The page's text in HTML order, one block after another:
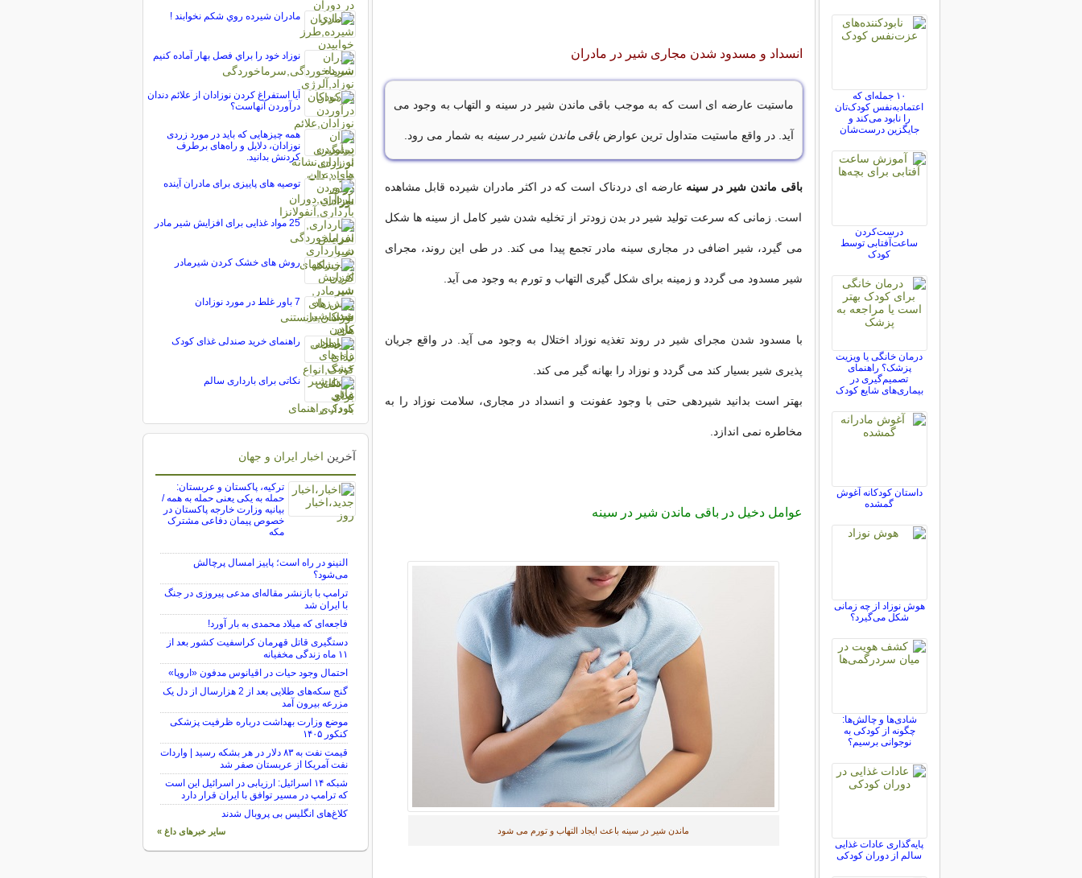
انسداد و مسدود شدن مجاری شیر در مادران
ماستیت عارضه ای است که به موجب باقی ماندن شیر در سینه و التهاب به وجود می
آید. در واقع ماستیت متداول ترین عوارضباقی ماندن شیر در سینه به شمار می رود.
باقی ماندن شیر در سینه عارضه ای دردناک است که در اکثر مادران شیرده قابل مشاهده
است. زمانی که سرعت تولید شیر در بدن زودتر از تخلیه شدن شیر کامل از سینه ها شکل
می گیرد، شیر اضافی در مجاری سینه مادر تجمع پیدا می کند. در طی این روند، مجرای
شیر مسدود می گردد و زمینه برای شکل گیری التهاب و تورم به وجود می آید.
با مسدود شدن مجرای شیر در روند تغذیه نوزاد اختلال به وجود می آید. در واقع جریان
پذیری شیر بسیار کند می گردد و نوزاد را بهانه گیر می کند.
بهتر است بدانید شیردهی حتی با وجود عفونت و انسداد در مجاری، سلامت نوزاد را به
مخاطره نمی اندازد.
عوامل دخیل در باقی ماندن شیر در سینه
ماندن شیر در سینه باعث ایجاد التهاب و تورم می شود
۱۰ جمله‌ای که
اعتمادبه‌نفس کودک‌تان
را نابود می‌کند و
جایگزین درست‌شان
درست‌کردن
ساعت‌آفتابی توسط
کودک
درمان خانگی یا ویزیت
پزشک؟ راهنمای
تصمیم‌گیری در
بیماری‌های شایع کودک
داستان کودکانه آغوش
گمشده
هوش نوزاد از چه زمانی
شکل می‌گیرد؟
شادی‌ها و چالش‌ها:
چگونه از کودکی به
نوجوانی برسیم؟
پایه‌گذاری عادات غذایی
سالم از دوران کودکی
مادران شيرده روي شكم نخوابند !
نوزاد خود را براي فصل بهار آماده کنيم
آیا استفراغ کردن نوزادان از علائم دندان
درآوردن آنهاست؟
همه چیزهایی كه باید در مورد زردی
نوزادان، دلایل و راه‌های برطرف
كردنش بدانید.
توصیه های پاییزی برای مادران آینده
25 مواد غذایی برای افزایش شیر مادر
روش های خشک کردن شیرمادر
7 باور غلط در مورد نوزادان
راهنمای خرید صندلی غذای کودک
نکاتی برای بارداری سالم
آخرین اخبار ایران و جهان
ترکیه، پاکستان و عربستان:
حمله به یکی یعنی حمله به همه /
بیانیه وزارت خارجه پاکستان در
خصوص پیمان دفاعی مشترک
مکه
النینو در راه است؛ پاییز امسال پرچالش
می‌شود؟
ترامپ با بازنشر مقاله‌ای مدعی پیروزی در جنگ
با ایران شد
فاجعه‌ای که میلاد محمدی به بار آورد!
دستگیری قاتل قهرمان کراسفیت کشور بعد از
۱۱ ماه زندگی مخفیانه
احتمال وجود حیات در اقیانوس مدفون «اروپا»
گنج سکه‌های طلایی بعد از 2 هزارسال از دل یک
مزرعه بیرون آمد
موضع وزارت بهداشت درباره ظرفیت پزشکی
کنکور ۱۴۰۵
قیمت نفت به ۸۳ دلار در هر بشکه رسید | واردات
نفت آمریکا از عربستان صفر شد
شبکه ۱۴ اسرائیل: ارزیابی در اسرائیل این است
که ترامپ در مسیر توافق با ایران قرار دارد
کلاغ‌های انگلیس بی پروبال شدند
سایر خبرهای داغ »